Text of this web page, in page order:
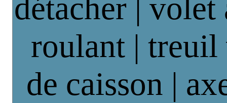
détacher | volet
roulant |
de caisson |